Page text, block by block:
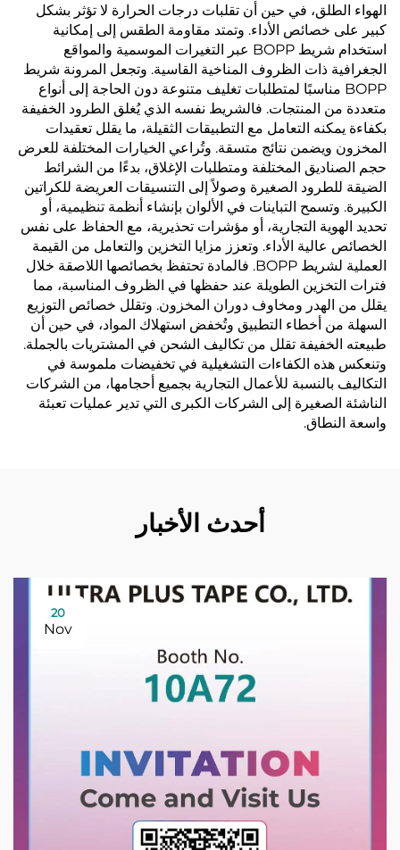
الهواء الطلق، في حين أن تقلبات درجات الحرارة لا تؤثر بشكل
كبير على خصائص الأداء. وتمتد مقاومة الطقس إلى إمكانية
استخدام شريط BOPP عبر التغيرات الموسمية والمواقع
الجغرافية ذات الظروف المناخية القاسية. وتجعل المرونة شريط
BOPP مناسبًا لمتطلبات تغليف متنوعة دون الحاجة إلى أنواع
متعددة من المنتجات. فالشريط نفسه الذي يُغلق الطرود الخفيفة
بكفاءة يمكنه التعامل مع التطبيقات الثقيلة، ما يقلل تعقيدات
المخزون ويضمن نتائج متسقة. وتُراعي الخيارات المختلفة للعرض
حجم الصناديق المختلفة ومتطلبات الإغلاق، بدءًا من الشرائط
الضيقة للطرود الصغيرة وصولاً إلى التنسيقات العريضة للكراتين
الكبيرة. وتسمح التباينات في الألوان بإنشاء أنظمة تنظيمية، أو
تحديد الهوية التجارية، أو مؤشرات تحذيرية، مع الحفاظ على نفس
الخصائص عالية الأداء. وتعزز مزايا التخزين والتعامل من القيمة
العملية لشريط BOPP. فالمادة تحتفظ بخصائصها اللاصقة خلال
فترات التخزين الطويلة عند حفظها في الظروف المناسبة، مما
يقلل من الهدر ومخاوف دوران المخزون. وتقلل خصائص التوزيع
السهلة من أخطاء التطبيق وتُخفض استهلاك المواد، في حين أن
طبيعته الخفيفة تقلل من تكاليف الشحن في المشتريات بالجملة.
وتنعكس هذه الكفاءات التشغيلية في تخفيضات ملموسة في
التكاليف بالنسبة للأعمال التجارية بجميع أحجامها، من الشركات
الناشئة الصغيرة إلى الشركات الكبرى التي تدير عمليات تعبئة
واسعة النطاق.
أحدث الأخبار
20
Nov